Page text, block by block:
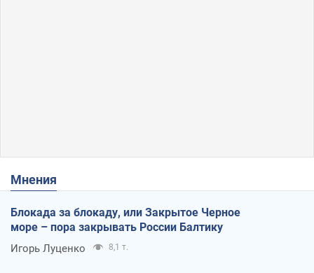
Мнения
Блокада за блокаду, или Закрытое Черное
море – пора закрывать России Балтику
Игорь Луценко 8,1 т.